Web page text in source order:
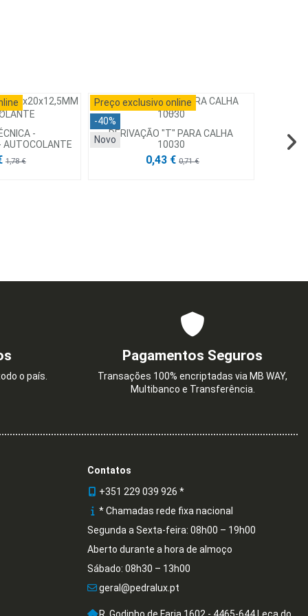
-
1,78 €
Preço exclusivo online
-40%
Novo
DERIVAÇÃO "T" PARA CALHA
10030
0,43 € 0,71 €
o país.
Pagamentos Seguros
Transações 100% encriptadas via MB WAY,
Multibanco e Transferência.
Contatos
+351 229 039 926 *
* Chamadas rede fixa nacional
Segunda a Sexta-feira: 08h00 – 19h00
Aberto durante a hora de almoço
Sábado: 08h30 – 13h00
geral@pedralux.pt